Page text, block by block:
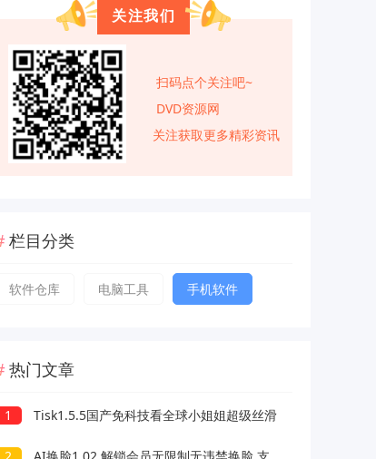
关注我们
扫码点个关注吧~
DVD资源网
关注获取更多精彩资讯
栏目分类
软件仓库 电脑工具 手机软件
热门文章
1 Tisk1.5.5国产免科技看全球小姐姐超级丝滑